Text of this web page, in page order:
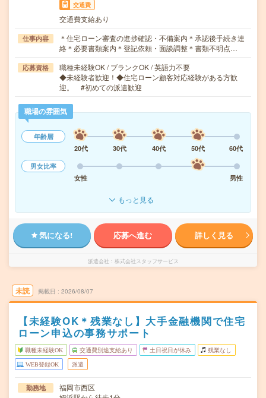
交通費
交通費支給あり
仕事内容
＊住宅ローン審査の進捗確認・不備案内＊承認後手続き連
絡＊必要書類案内＊登記依頼・面談調整＊書類不明点…
応募資格
職種未経験OK / ブランクOK / 英語力不要
◆未経験者歓迎！◆住宅ローン顧客対応経験がある方歓
迎。 #初めての派遣歓迎
職場の雰囲気
年齢層
20代
30代 40代 50代
60代
男女比率
女性
男性
もっと見る
気になる! 応募へ進む 詳しく見る
派遣会社 株式会社スタッフサービス
未読 掲載日 2026/08/07
【未経験OK＊残業なし】大手金融機関で住宅
ローン申込の事務サポート
職種未経験OK 交通費別途支給あり 土日祝日が休み 残業なし
WEB登録OK 派遣
勤務地
福岡市西区